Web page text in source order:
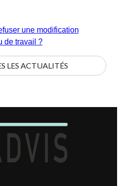
une modification
de travail ?
LES ACTUALITÉS